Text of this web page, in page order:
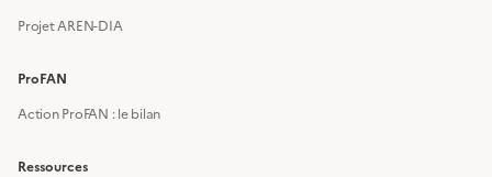
Projet AREN-DIA
ProFAN
Action ProFAN : le bilan
Ressources